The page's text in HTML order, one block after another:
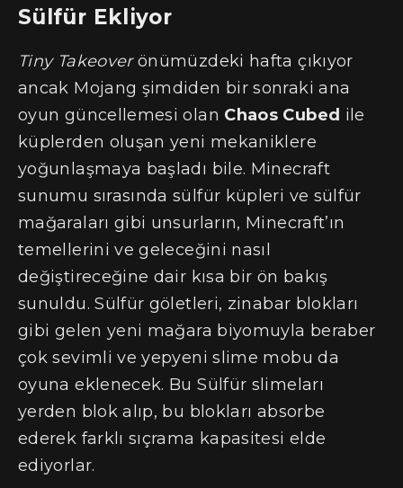
Sülfür Ekliyor
Tiny Takeoverönümüzdeki hafta çıkıyor
ancak Mojang şimdiden bir sonraki ana
oyun güncellemesi olan Chaos Cubed ile
küplerden oluşan yeni mekaniklere
yoğunlaşmaya başladı bile. Minecraft
sunumu sırasında sülfür küpleri ve sülfür
mağaraları gibi unsurların, Minecraft’ın
temellerini ve geleceğini nasıl
değiştireceğine dair kısa bir ön bakış
sunuldu. Sülfür göletleri, zinabar blokları
gibi gelen yeni mağara biyomuyla beraber
çok sevimli ve yepyeni slime mobu da
oyuna eklenecek. Bu Sülfür slimeları
yerden blok alıp, bu blokları absorbe
ederek farklı sıçrama kapasitesi elde
ediyorlar.